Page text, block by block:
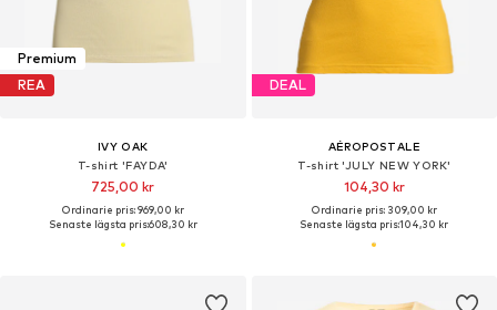
Premium
REA
IVY OAK
T-shirt 'FAYDA'
725,00 kr
Ordinarie pris: 969,00 kr
Senaste lägsta pris:608,30 kr
DEAL
AÉROPOSTALE
T-shirt 'JULY NEW YORK'
104,30 kr
Ordinarie pris: 309,00 kr
Senaste lägsta pris:104,30 kr